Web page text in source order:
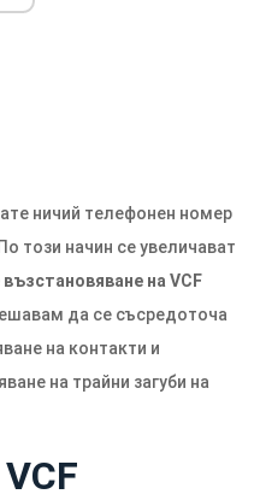
ничий телефонен номер
този начин се увеличават
възстановяване на VCF
да се съсредоточа
на контакти и
на трайни загуби на